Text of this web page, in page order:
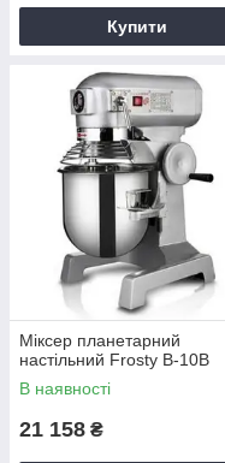
Купити
Міксер планетарний
настільний Frosty B-10B
В наявності
21 158 ₴